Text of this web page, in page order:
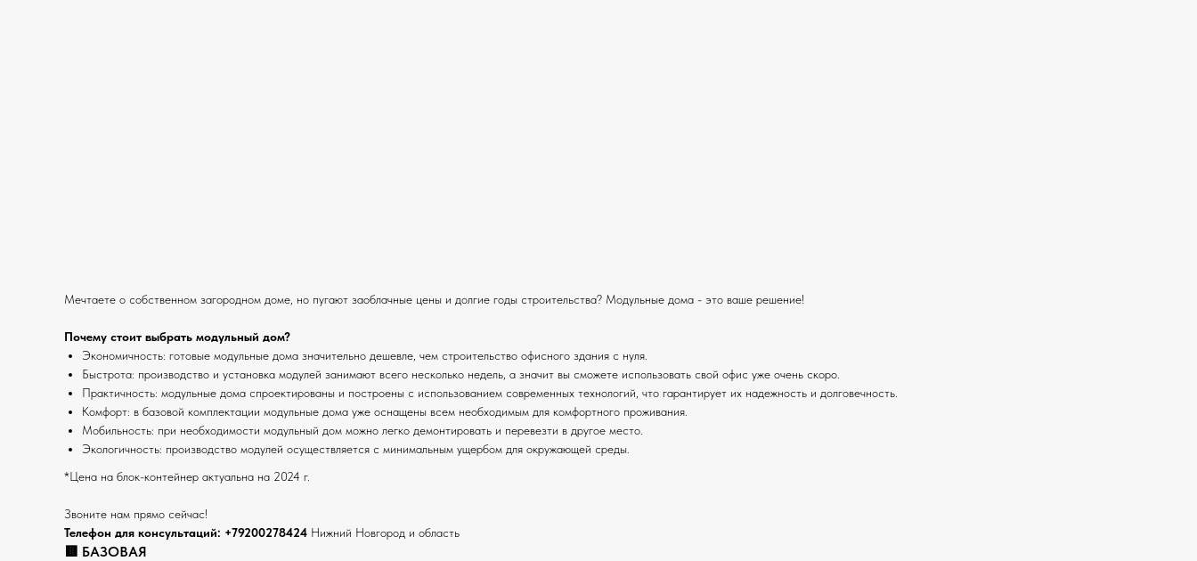
Мечтаете о собственном загородном доме, но пугают заоблачные цены и долгие годы строительства? Модульные дома - это ваше решение!
Почему стоит выбрать модульный дом?
Экономичность: готовые модульные дома значительно дешевле, чем строительство офисного здания с нуля.
Быстрота: производство и установка модулей занимают всего несколько недель, а значит вы сможете использовать свой офис уже очень скоро.
Практичность: модульные дома спроектированы и построены с использованием современных технологий, что гарантирует их надежность и долговечность.
Комфорт: в базовой комплектации модульные дома уже оснащены всем необходимым для комфортного проживания.
Мобильность: при необходимости модульный дом можно легко демонтировать и перевезти в другое место.
Экологичность: производство модулей осуществляется с минимальным ущербом для окружающей среды.
*Цена на блок-контейнер актуальна на 2024 г.
Звоните нам прямо сейчас!
Телефон для консультаций: +79200278424 Нижний Новгород и область
🟥 БАЗОВАЯ